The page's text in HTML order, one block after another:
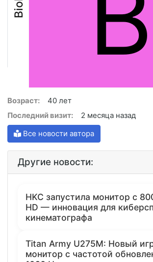
Biol
Возраст:
40 лет
Последний визит:
2 месяца назад
Все новости автора
Другие новости:
HKC запустила монитор с
HD — инновация для
кинематографа
Titan Army U275M: Новый
монитор с частотой